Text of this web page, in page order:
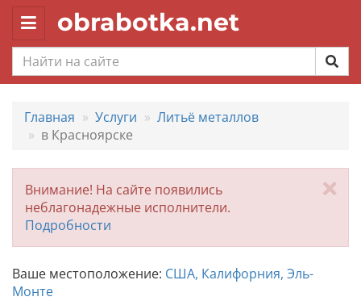
Toggle
navigation
obrabotka.net
Главная Услуги
Литьё металлов
в Красноярске
Внимание! На сайте появились
неблагонадежные исполнители.
Подробности
Ваше местоположение: США, Калифорния, Эль-
Монте